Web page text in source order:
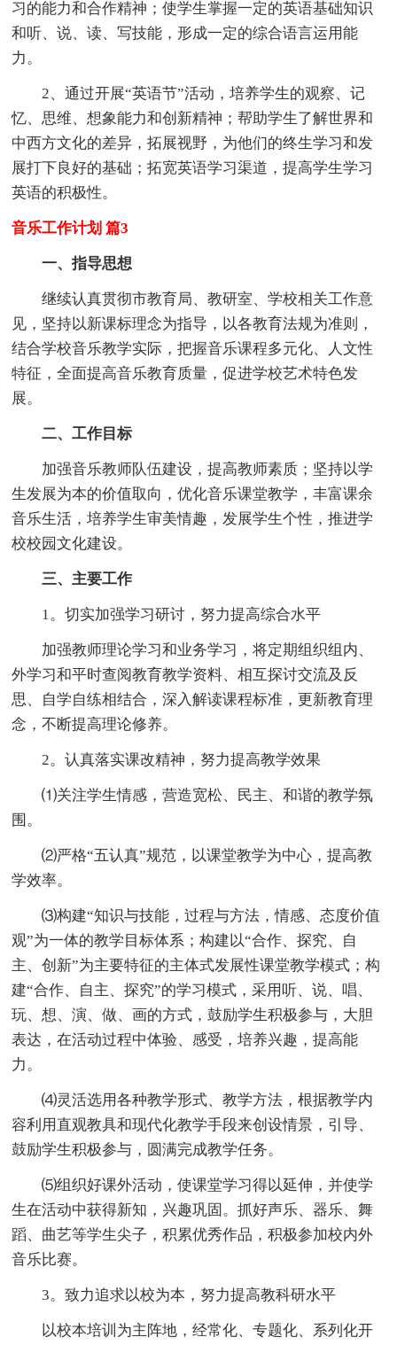
习的能力和合作精神；使学生掌握一定的英语基础知识
和听、说、读、写技能，形成一定的综合语言运用能
力。
2、通过开展“英语节”活动，培养学生的观察、记
忆、思维、想象能力和创新精神；帮助学生了解世界和
中西方文化的差异，拓展视野，为他们的终生学习和发
展打下良好的基础；拓宽英语学习渠道，提高学生学习
英语的积极性。
音乐工作计划 篇3
一、指导思想
继续认真贯彻市教育局、教研室、学校相关工作意
见，坚持以新课标理念为指导，以各教育法规为准则，
结合学校音乐教学实际，把握音乐课程多元化、人文性
特征，全面提高音乐教育质量，促进学校艺术特色发
展。
二、工作目标
加强音乐教师队伍建设，提高教师素质；坚持以学
生发展为本的价值取向，优化音乐课堂教学，丰富课余
音乐生活，培养学生审美情趣，发展学生个性，推进学
校校园文化建设。
三、主要工作
1。切实加强学习研讨，努力提高综合水平
加强教师理论学习和业务学习，将定期组织组内、
外学习和平时查阅教育教学资料、相互探讨交流及反
思、自学自练相结合，深入解读课程标准，更新教育理
念，不断提高理论修养。
2。认真落实课改精神，努力提高教学效果
⑴关注学生情感，营造宽松、民主、和谐的教学氛
围。
⑵严格“五认真”规范，以课堂教学为中心，提高教
学效率。
⑶构建“知识与技能，过程与方法，情感、态度价值
观”为一体的教学目标体系；构建以“合作、探究、自
主、创新”为主要特征的主体式发展性课堂教学模式；构
建“合作、自主、探究”的学习模式，采用听、说、唱、
玩、想、演、做、画的方式，鼓励学生积极参与，大胆
表达，在活动过程中体验、感受，培养兴趣，提高能
力。
⑷灵活选用各种教学形式、教学方法，根据教学内
容利用直观教具和现代化教学手段来创设情景，引导、
鼓励学生积极参与，圆满完成教学任务。
⑸组织好课外活动，使课堂学习得以延伸，并使学
生在活动中获得新知，兴趣巩固。抓好声乐、器乐、舞
蹈、曲艺等学生尖子，积累优秀作品，积极参加校内外
音乐比赛。
3。致力追求以校为本，努力提高教科研水平
以校本培训为主阵地，经常化、专题化、系列化开